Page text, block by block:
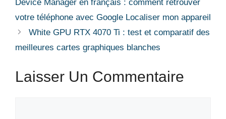
Device Manager en français : comment retrouver
votre téléphone avec Google Localiser mon appareil
White GPU RTX 4070 Ti : test et comparatif des
meilleures cartes graphiques blanches
Laisser Un Commentaire